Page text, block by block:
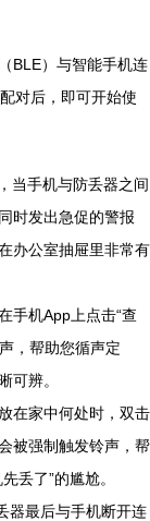
BLE）与智能手机连
对后，即可开始使
当手机与防丢器之间
时发出急促的警报
办公室抽屉里非常有
手机App上点击“查
，帮助您循声定
可辨。
在家中何处时，双击
被强制触发铃声，帮
丢了”的尴尬。
器最后与手机断开连